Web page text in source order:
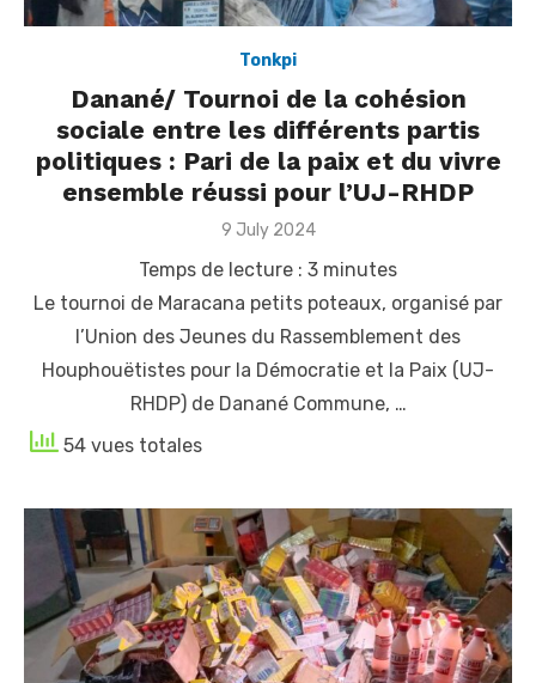
Tonkpi
Danané/ Tournoi de la cohésion
sociale entre les différents partis
politiques : Pari de la paix et du vivre
ensemble réussi pour l’UJ-RHDP
Posted
9 July 2024
Temps de lecture : 3 minutes
Le tournoi de Maracana petits poteaux, organisé par
l’Union des Jeunes du Rassemblement des
Houphouëtistes pour la Démocratie et la Paix (UJ-
RHDP) de Danané Commune, …
54 vues totales